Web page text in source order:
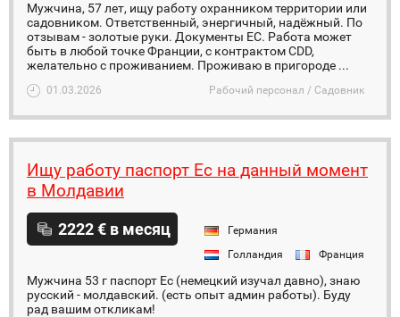
Мужчина, 57 лет, ищу работу охранником территории или
садовником. Ответственный, энергичный, надёжный. По
отзывам - золотые руки. Документы ЕС. Работа может
быть в любой точке Франции, с контрактом CDD,
желательно с проживанием. Проживаю в пригороде ...
01.03.2026 Рабочий персонал / Садовник
Ищу работу паспорт Ес на данный момент
в Молдавии
2222 € в месяц
Германия
Голландия
Франция
Мужчина 53 г паспорт Ес (немецкий изучал давно), знаю
русский - молдавский. (есть опыт админ работы). Буду
рад вашим откликам!